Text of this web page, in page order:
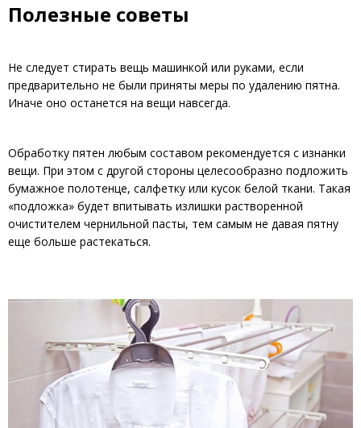
Полезные советы
Не следует стирать вещь машинкой или руками, если
предварительно не были приняты меры по удалению пятна.
Иначе оно останется на вещи навсегда.
Обработку пятен любым составом рекомендуется с изнанки
вещи. При этом с другой стороны целесообразно подложить
бумажное полотенце, салфетку или кусок белой ткани. Такая
«подложка» будет впитывать излишки растворенной
очистителем чернильной пасты, тем самым не давая пятну
еще больше растекаться.